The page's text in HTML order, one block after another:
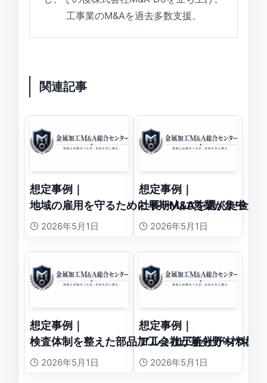
工事業のM&Aを過去多数支援。
関連記事
想定事例｜
地域の雇用を守るために早期M&Aを選んだ金属
2026年5月1日
想定事例｜
社長一人に営業が集中し
2026年5月1日
想定事例｜
検査体制を整えた部品加工会社が新分野へつな
2026年5月1日
想定事例｜
アルミ加工会社が材料調
2026年5月1日